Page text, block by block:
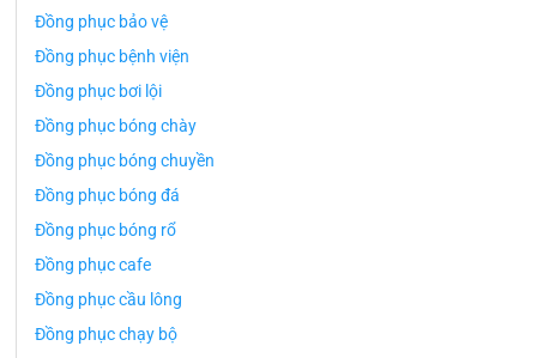
Đồng phục bảo vệ
Đồng phục bệnh viện
Đồng phục bơi lội
Đồng phục bóng chày
Đồng phục bóng chuyền
Đồng phục bóng đá
Đồng phục bóng rổ
Đồng phục cafe
Đồng phục cầu lông
Đồng phục chạy bộ